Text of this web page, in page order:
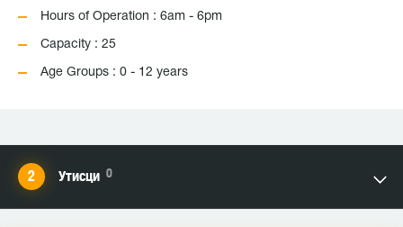
Hours of Operation : 6am - 6pm
Capacity : 25
Age Groups : 0 - 12 years
Утисци 0